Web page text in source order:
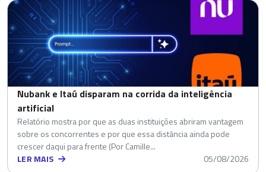
Nubank e Itaú disparam na corrida da inteligência
artificial
Relatório mostra por que as duas instituições abriram vantagem
sobre os concorrentes e por que essa distância ainda pode
crescer daqui para frente (Por Camille...
LER MAIS
05/08/2026